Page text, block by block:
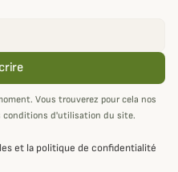
Vous trouverez pour cela nos
conditions d'utilisation du site.
et la politique de confidentialité